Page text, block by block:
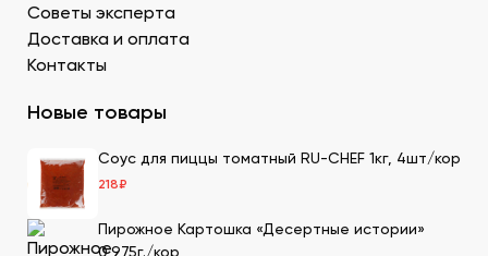
Соевый соус. Приготовленный по классическому
приобрести оптовой партией в нашей компании.
Преимущества заказа в СтриПсБери
Чтобы купить продукты для суши в ДНР от
производителя, закажите их на сайте нашей компании.
Мы имеем 20-летний опыт в этой сфере, поэтому
Советы эксперта
Доставка и оплата
Контакты
Новые товары
Соус для пиццы томатный RU-CHEF 1кг, 4шт/кор
218₽
Пирожное Картошка «Десертные истории»